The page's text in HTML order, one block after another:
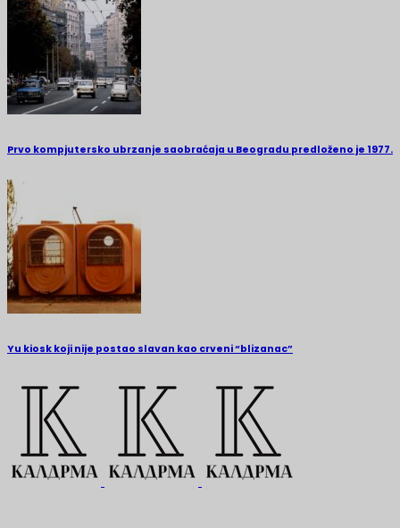
Prvo kompjutersko ubrzanje saobraćaja u Beogradu predloženo je 1977.
Yu kiosk koji nije postao slavan kao crveni “blizanac”